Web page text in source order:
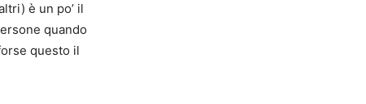
è un po’ il
quando
questo il